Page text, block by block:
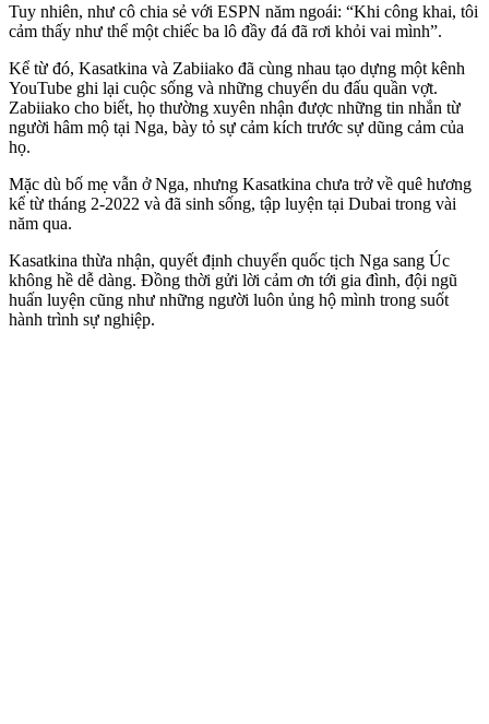
Tuy nhiên, như cô chia sẻ với ESPN năm ngoái: “Khi công khai, tôi
cảm thấy như thể một chiếc ba lô đầy đá đã rơi khỏi vai mình”.
Kể từ đó, Kasatkina và Zabiiako đã cùng nhau tạo dựng một kênh
YouTube ghi lại cuộc sống và những chuyến du đấu quần vợt.
Zabiiako cho biết, họ thường xuyên nhận được những tin nhắn từ
người hâm mộ tại Nga, bày tỏ sự cảm kích trước sự dũng cảm của
họ.
Mặc dù bố mẹ vẫn ở Nga, nhưng Kasatkina chưa trở về quê hương
kể từ tháng 2-2022 và đã sinh sống, tập luyện tại Dubai trong vài
năm qua.
Kasatkina thừa nhận, quyết định chuyển quốc tịch Nga sang Úc
không hề dễ dàng. Đồng thời gửi lời cảm ơn tới gia đình, đội ngũ
huấn luyện cũng như những người luôn ủng hộ mình trong suốt
hành trình sự nghiệp.